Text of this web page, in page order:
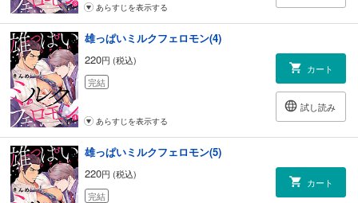
あらすじを表示する
雄っぱいミルクフェロモン(4)
220円 (税込)
完結
カート
試し読み
あらすじを表示する
雄っぱいミルクフェロモン(5)
220円 (税込)
完結
カート